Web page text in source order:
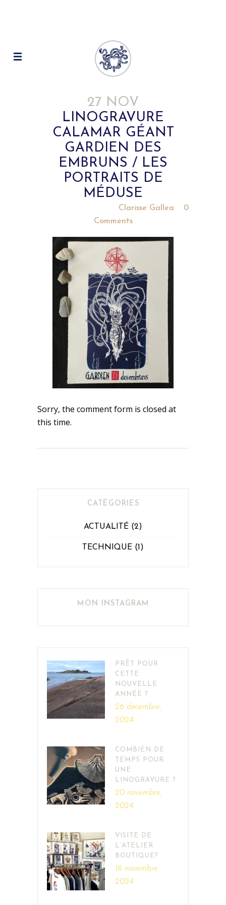
27 NOV
LINOGRAVURE
CALAMAR GÉANT
GARDIEN DES
EMBRUNS / LES
PORTRAITS DE
MÉDUSE
Clarisse Gallea
0
Comments
Sorry, the comment form is closed at
this time.
CATÉGORIES
ACTUALITÉ (2)
TECHNIQUE (1)
MON INSTAGRAM
PRÊT POUR
CETTE
NOUVELLE
ANNÉE ?
26 décembre,
2024
COMBIEN DE
TEMPS POUR
UNE
LINOGRAVURE ?
20 novembre,
2024
VISITE DE
L’ATELIER
BOUTIQUE?
16 novembre,
2024